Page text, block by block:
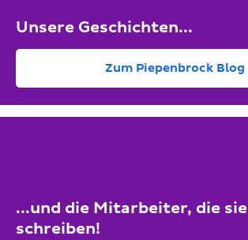
Unsere Geschichten...
Zum Piepenbrock Blog
...und die Mitarbeiter, die sie
schreiben!